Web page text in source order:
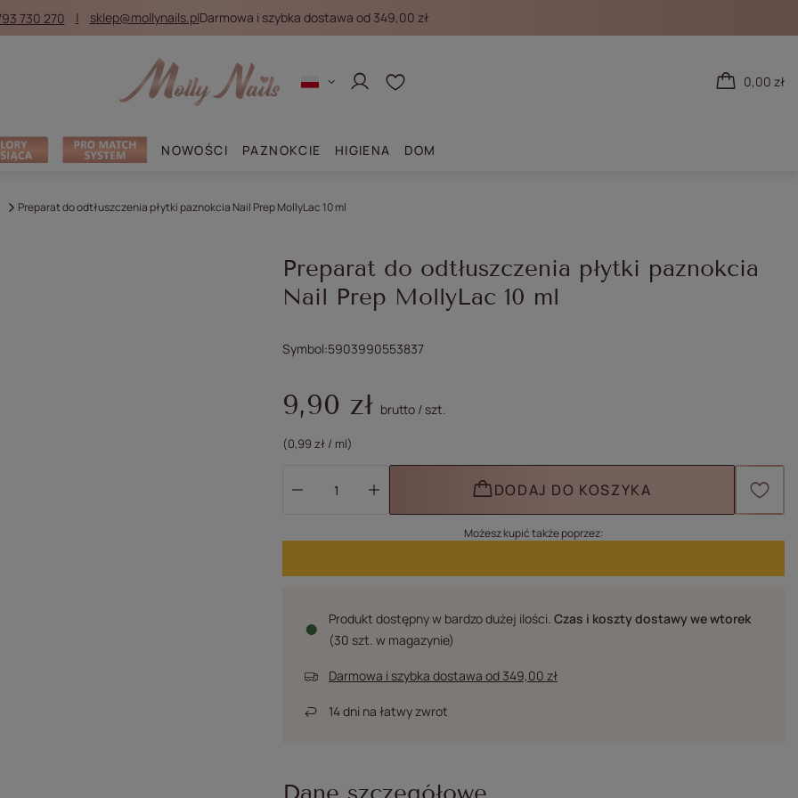
730 270 sklep@mollynails.plDarmowa i szybka dostawa od 349,00 zł
Zaloguj sięListy zakupowe
0,00 zł
NOWOŚCI PAZNOKCIE HIGIENA DOM
Preparat do odtłuszczenia płytki paznokcia Nail Prep MollyLac 10 ml
Preparat do odtłuszczenia płytki paznokcia
Nail Prep MollyLac 10 ml
Symbol 5903990553837
9,90 zł brutto /szt.
(0,99 zł / ml)
DODAJ DO KOSZYKA
Możesz kupić także poprzez:
Produkt dostępny w bardzo dużej ilości Czas i koszty dostawywe wtorek
(30 szt. w magazynie)
Darmowa i szybka dostawa od 349,00 zł
14dni na łatwy zwrot